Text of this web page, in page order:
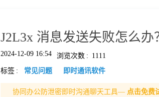
J2L3x 消息发送失败怎么
2024-12-09 16:54 浏览次数 : 1111
标签 : 常见问题 即时通讯软件
协同办公防泄密即时沟通聊天工具— 点击免费